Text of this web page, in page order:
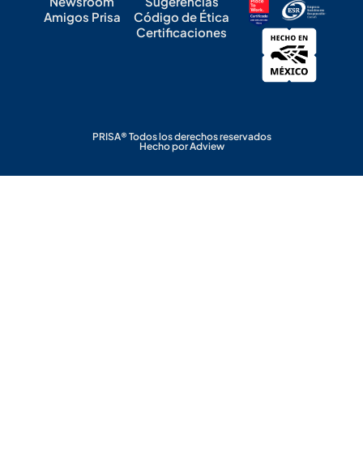
Amigos Prisa
Código de Ética
Certificaciones
PRISA® Todos los derechos reservados
Hecho por Adview